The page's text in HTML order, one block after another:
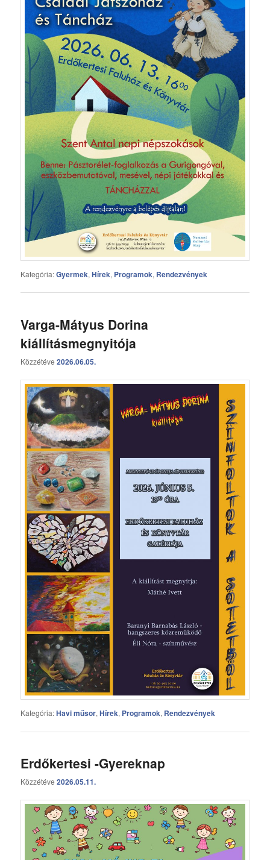
Kategória:Gyermek,Hírek, Programok, Rendezvények
Varga-Mátyus Dorina
kiállításmegnyitója
Közzétéve2026.06.05.
Kategória:Havi műsor,Hírek, Programok, Rendezvények
Erdőkertesi -Gyereknap
Közzétéve2026.05.11.